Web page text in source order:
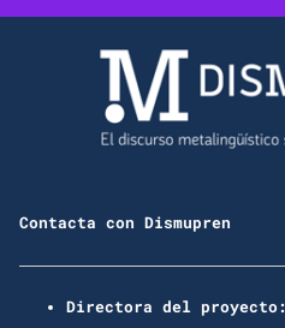
Contacta con Dismupren
Directora del proyecto: